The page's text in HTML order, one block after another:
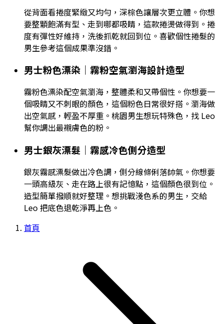
從背面看捲度緊緻又均勻，深棕色讓層次更立體。你想
要整顆飽滿有型、走到哪都吸睛，這款捲燙做得到。捲
度有彈性好維持，洗後抓乾就回到位。喜歡個性捲髮的
男生參考這個成果準沒錯。
男士粉色漂染｜霧粉空氣瀏海設計造型
霧粉色漂染配空氣瀏海，整體柔和又帶個性。你想要一
個吸睛又不刺眼的顏色，這個粉色日常很好搭。瀏海做
出空氣感，輕盈不厚重。桃園男生想玩特殊色，找 Leo
幫你調出最襯膚色的粉。
男士銀灰漂髮｜霧感冷色側分造型
銀灰霧感漂髮做出冷色調，側分線條俐落帥氣。你想要
一頭高級灰、走在路上很有記憶點，這個顏色很到位。
造型簡單撥順就好整理。想挑戰淺色系的男生，交給
Leo 把底色退乾淨再上色。
首頁